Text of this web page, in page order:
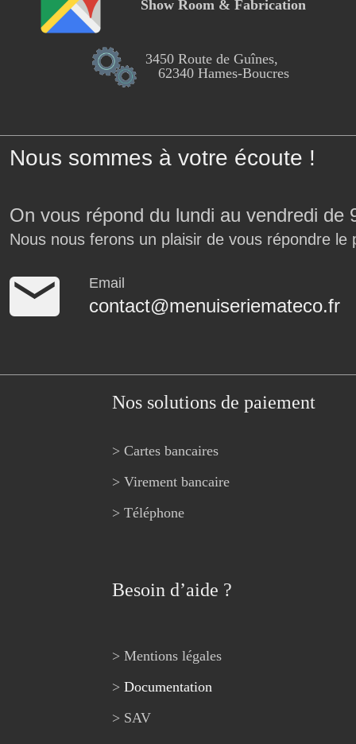
Show Room & Fabrication
3450 Route de Guînes,
62340 Hames-Boucres
Nous sommes à votre écoute !
On vous répond du lundi au vendredi
Nous nous ferons un plaisir de vous répondre le
Email
contact@menuiseriemateco.fr
Nos solutions de paiement
> Cartes bancaires
> Virement bancaire
> Téléphone
Besoin d’aide ?
> Mentions légales
> Documentation
> SAV